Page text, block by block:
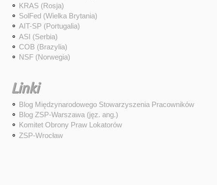
KRAS (Rosja)
SolFed (Wielka Brytania)
AIT-SP (Portugalia)
ASI (Serbia)
COB (Brazylia)
NSF (Norwegia)
Linki
Blog Międzynarodowego Stowarzyszenia Pracowników
Blog ZSP-Warszawa (jęz. ang.)
Komitet Obrony Praw Lokatorów
ZSP-Wrocław